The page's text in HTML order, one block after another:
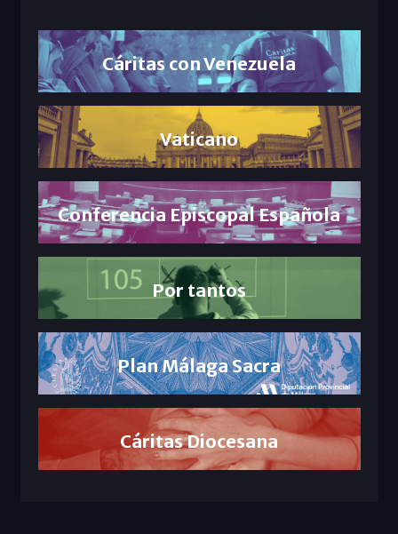
Cáritas con Venezuela
Vaticano
Conferencia Episcopal Española
Por tantos
Plan Málaga Sacra
Cáritas Diocesana